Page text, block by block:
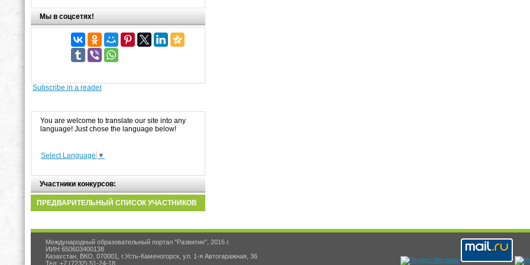
Мы в соцсетях!
Subscribe in a reader
You are welcome to translate our site into any
language! Just chose the language below!
Select Language ▼
Участники конкурсов:
ПРЕДВАРИТЕЛЬНЫЙ СПИСОК УЧАСТНИКОВ
Международный образовательный портал "Развитие", 2016 г.
ИИН 650603400138
Казахстан, ВКО, 070001, г.Усть-Каменогорск, ул. 1-я Автогаражная, 36
Тел: +7 (7232) 51-24-18